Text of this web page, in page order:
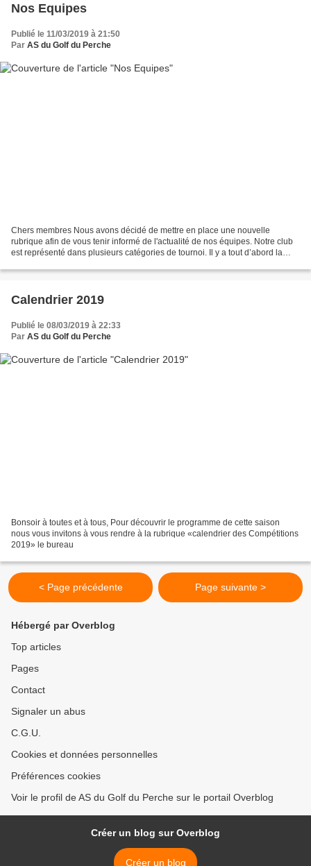
Nos Equipes
Publié le 11/03/2019 à 21:50
Par AS du Golf du Perche
Chers membres Nous avons décidé de mettre en place une nouvelle
rubrique afin de vous tenir informé de l'actualité de nos équipes. Notre club
est représenté dans plusieurs catégories de tournoi. Il y a tout d’abord la
Calendrier 2019
Publié le 08/03/2019 à 22:33
Par AS du Golf du Perche
Bonsoir à toutes et à tous, Pour découvrir le programme de cette saison
nous vous invitons à vous rendre à la rubrique «calendrier des Compétitions
2019» le bureau
< Page précédente Page suivante >
Hébergé par Overblog
Top articles
Pages
Contact
Signaler un abus
C.G.U.
Cookies et données personnelles
Préférences cookies
Voir le profil de AS du Golf du Perche sur le portail Overblog
Créer un blog sur Overblog
Créer un blog